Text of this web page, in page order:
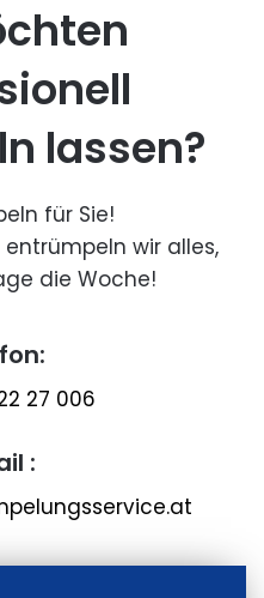
lassen?
für Sie!
wir alles,
die Woche!
27 006
: